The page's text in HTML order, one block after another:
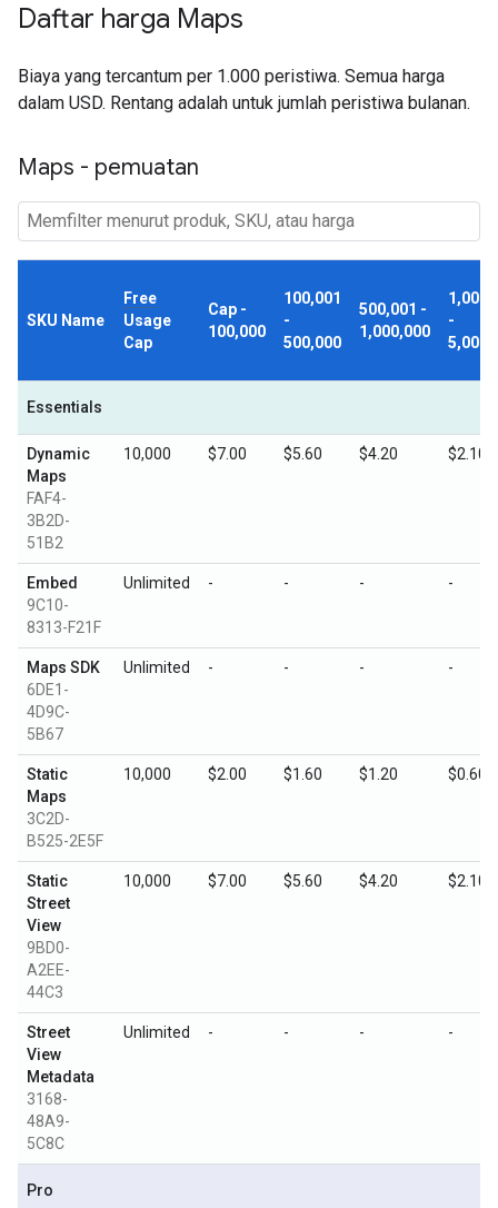
Daftar harga Maps
Biaya yang tercantum per 1.000 peristiwa. Semua harga
dalam USD. Rentang adalah untuk jumlah peristiwa bulanan.
Maps - pemuatan
SKU Name
Free
Usage
Cap
Cap -
100,000
100,001
-
500,000
500,001 -
1,000,000
-
Essentials
Dynamic
Maps
FAF4-
3B2D-
51B2
10,000 $7.00 $5.60 $4.20 $2.10
Embed
9C10-
8313-F21F
Unlimited - - - -
Maps SDK
6DE1-
4D9C-
5B67
Unlimited - - - -
Static
Maps
3C2D-
B525-2E5F
10,000 $2.00 $1.60 $1.20 $0.60
Static
Street
View
9BD0-
A2EE-
44C3
10,000 $7.00 $5.60 $4.20 $2.10
Street
View
Metadata
3168-
48A9-
5C8C
Unlimited - - - -
Pro